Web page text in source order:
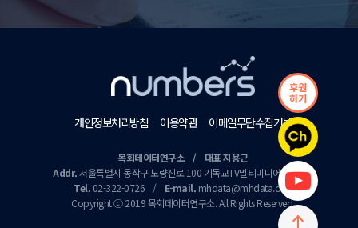
후원
하기
개인정보처리방침 이용약관 이메일무단수집거부
목회데이터연구소 / 대표 지용근
Addr.서울특별시 동작구 노량진로 100 기독교TV멀티미디어센터 9층
Tel. 02-322-0726 / E-mail. mhdata@mhdata.or.kr
Copyright ⓒ 2019 목회데이터연구소. All Rights Reserved.